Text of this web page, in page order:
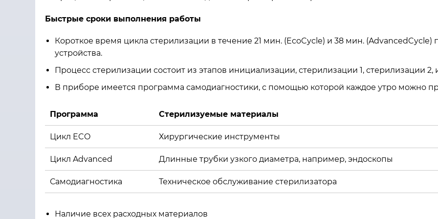
Быстрые сроки выполнения работы
Короткое время цикла стерилизации в течение 21 мин. (EcoCycle) и 38 мин.
устройства.
Процесс стерилизации состоит из этапов инициализации, стерилизации 1, стерилизации
В приборе имеется программа самодиагностики, с помощью которой каждое утро можно
Программа Стерилизуемые материалы
Цикл ECO Хирургические инструменты
Цикл Advanced Длинные трубки узкого диаметра, например, эндоскопы
Самодиагностика Техническое обслуживание стерилизатора
Наличие всех расходных материалов